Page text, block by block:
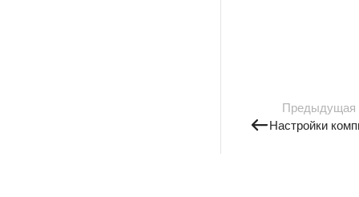
Предыдущая
Настройки